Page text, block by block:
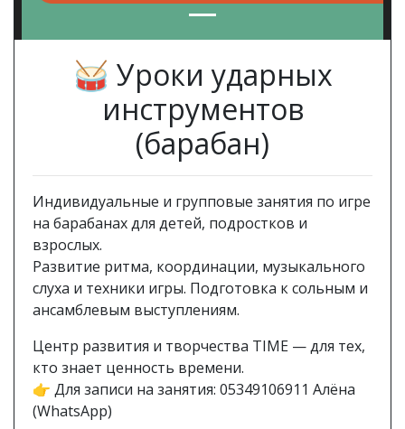
🥁 Уроки ударных
инструментов
(барабан)
Индивидуальные и групповые занятия по игре
на барабанах для детей, подростков и
взрослых.
Развитие ритма, координации, музыкального
слуха и техники игры. Подготовка к сольным и
ансамблевым выступлениям.
Центр развития и творчества TIME — для тех,
кто знает ценность времени.
👉 Для записи на занятия: 05349106911 Алёна
(WhatsApp)